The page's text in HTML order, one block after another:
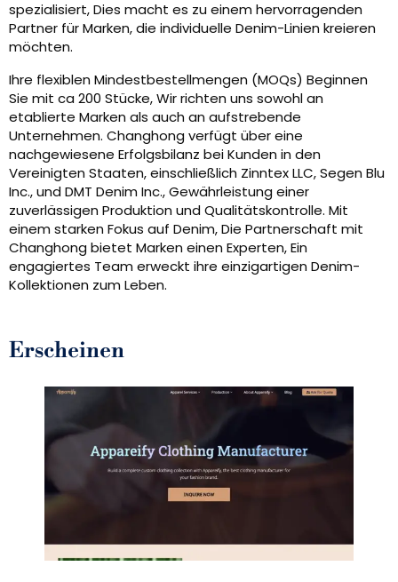
spezialisiert, Dies macht es zu einem hervorragenden
Partner für Marken, die individuelle Denim-Linien kreieren
möchten.
Ihre flexiblen Mindestbestellmengen (MOQs) Beginnen
Sie mit ca 200 Stücke, Wir richten uns sowohl an
etablierte Marken als auch an aufstrebende
Unternehmen. Changhong verfügt über eine
nachgewiesene Erfolgsbilanz bei Kunden in den
Vereinigten Staaten, einschließlich Zinntex LLC, Segen Blu
Inc., und DMT Denim Inc., Gewährleistung einer
zuverlässigen Produktion und Qualitätskontrolle. Mit
einem starken Fokus auf Denim, Die Partnerschaft mit
Changhong bietet Marken einen Experten, Ein
engagiertes Team erweckt ihre einzigartigen Denim-
Kollektionen zum Leben.
Erscheinen